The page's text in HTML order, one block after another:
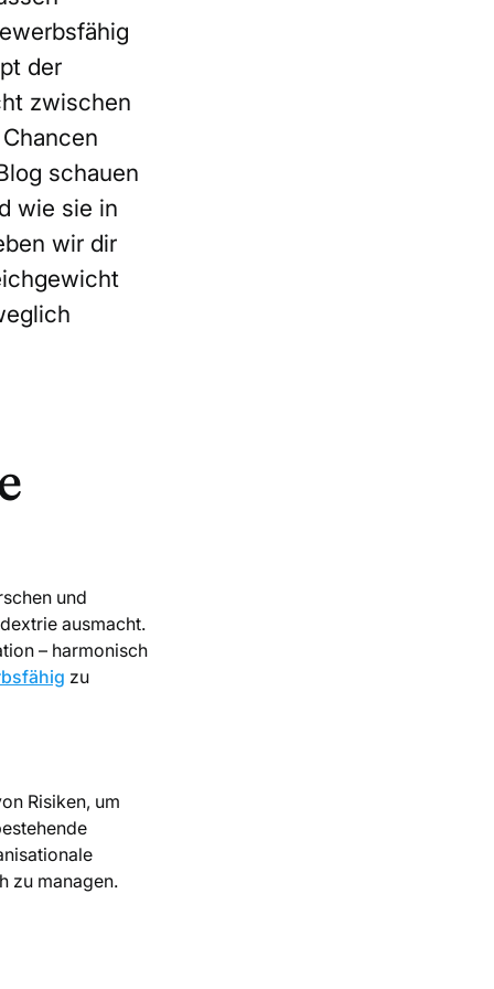
der
zwischen
schauen
wie sie in
wir dir
und
ausmacht.
– harmonisch
zu
Risiken, um
zu managen.